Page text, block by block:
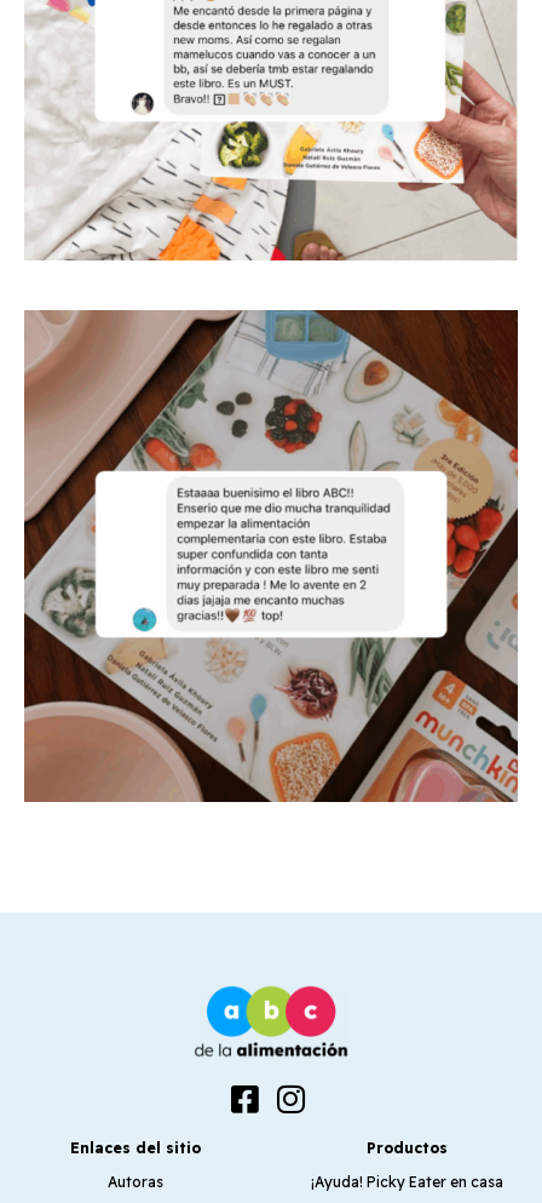
Enlaces del sitio
Autoras
Productos
¡Ayuda! Picky Eater en casa